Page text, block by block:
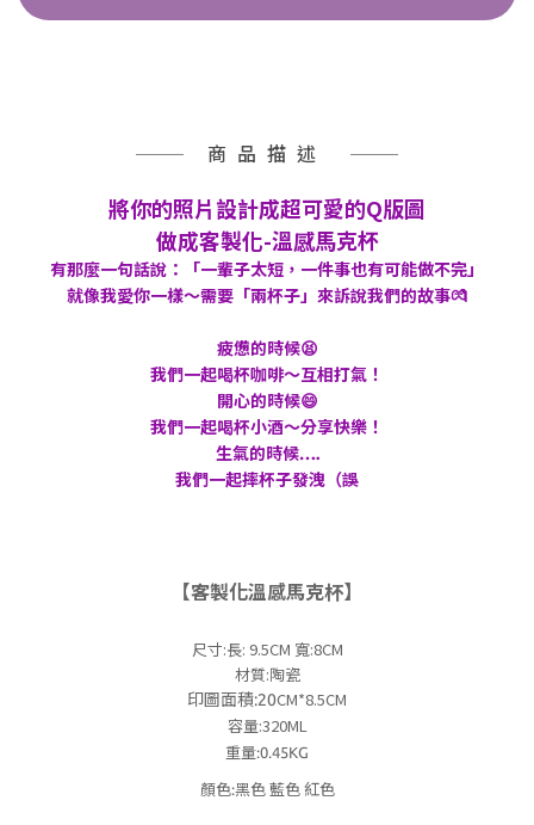
商品描述
將你的照片設計成超可愛的Q版圖
做成客製化-溫感馬克杯
有那麼一句話說：「一輩子太短，一件事也有可能做不完」
就像我愛你一樣～需要「兩杯子」來訴說我們的故事💏
疲憊的時候😫
我們一起喝杯咖啡～互相打氣！
開心的時候😄
我們一起喝杯小酒～分享快樂！
生氣的時候….
我們一起摔杯子發洩（誤
【客製化溫感馬克杯】
尺寸:長: 9.5CM 寬:8CM
材質:陶瓷
印圖面積:20CM*8.5CM
容量:320ML
重量:0.45KG
顏色:黑色 藍色 紅色